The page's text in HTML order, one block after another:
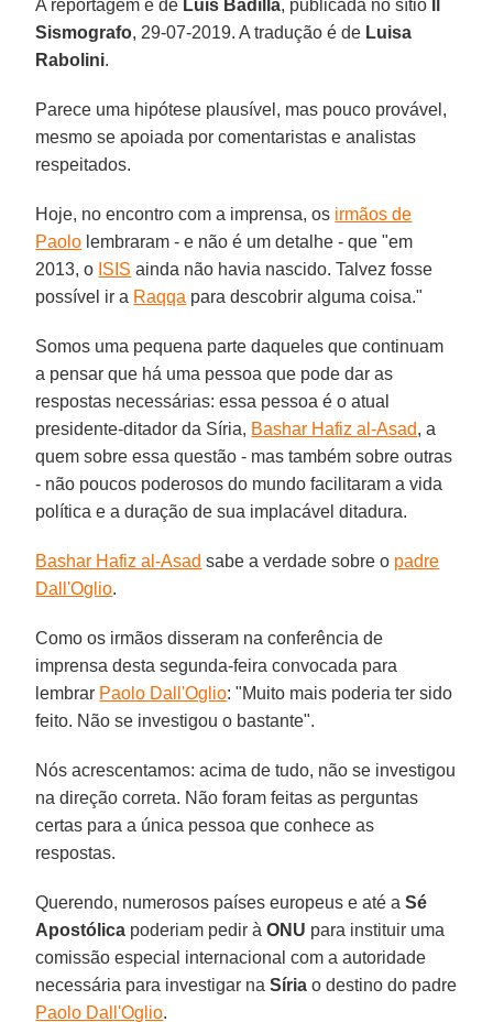
A reportagem é de Luis Badilla, publicada no sítio
Sismografo, 29-07-2019. A tradução é de Luisa
Rabolini.
Parece uma hipótese plausível, mas pouco provável,
mesmo se apoiada por comentaristas e analistas
respeitados.
Hoje, no encontro com a imprensa, os irmãos de
Paolo lembraram - e não é um detalhe - que "em
2013, o ISIS ainda não havia nascido. Talvez fosse
possível ir a Raqqa para descobrir alguma coisa."
Somos uma pequena parte daqueles que continuam
a pensar que há uma pessoa que pode dar as
respostas necessárias: essa pessoa é o atual
presidente-ditador da Síria, Bashar Hafiz al-Asad, a
quem sobre essa questão - mas também sobre outras
- não poucos poderosos do mundo facilitaram a vida
política e a duração de sua implacável ditadura.
Bashar Hafiz al-Asad sabe a verdade sobre o padre
Dall'Oglio.
Como os irmãos disseram na conferência de
imprensa desta segunda-feira convocada para
lembrar Paolo Dall'Oglio: "Muito mais poderia ter sido
feito. Não se investigou o bastante".
Nós acrescentamos: acima de tudo, não se investigou
na direção correta. Não foram feitas as perguntas
certas para a única pessoa que conhece as
respostas.
Querendo, numerosos países europeus e até aSé
Apostólica poderiam pedir àONU para instituir uma
comissão especial internacional com a autoridade
necessária para investigar naSíria o destino do padre
Paolo Dall'Oglio.